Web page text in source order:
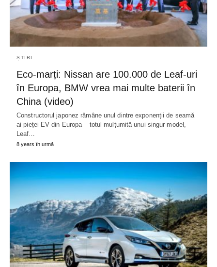
ȘTIRI
Eco-marți: Nissan are 100.000 de Leaf-uri
în Europa, BMW vrea mai multe baterii în
China (video)
Constructorul japonez rămâne unul dintre exponenții de seamă
ai pieței EV din Europa – totul mulțumită unui singur model,
Leaf…
8 years în urmă